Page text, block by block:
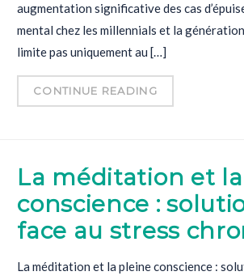
augmentation significative des cas
mental chez les millennials et la
limite pas uniquement au […]
CONTINUE READING
La méditation et
conscience :
face au stress
La méditation et la pleine conscience :